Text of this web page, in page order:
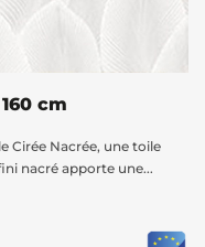
cm
Cirée Nacrée, une toile
nacré apporte une...